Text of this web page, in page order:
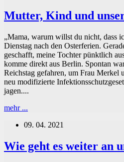
unserem
Regelstaat?
Schule
und
Bildung
Mutter, Kind und
„Mama, warum willst du nicht, dass
Dienstag nach den Osterferien.
geschafft, meine Tochter pünktlich
komme direkt aus Berlin. Spontan
Reichstag gefahren, um Frau Merkel
neu modifizierte
jagen....
mehr ...
und
„neue“
Realität
09. 04. 2021
Wie geht es weiter an